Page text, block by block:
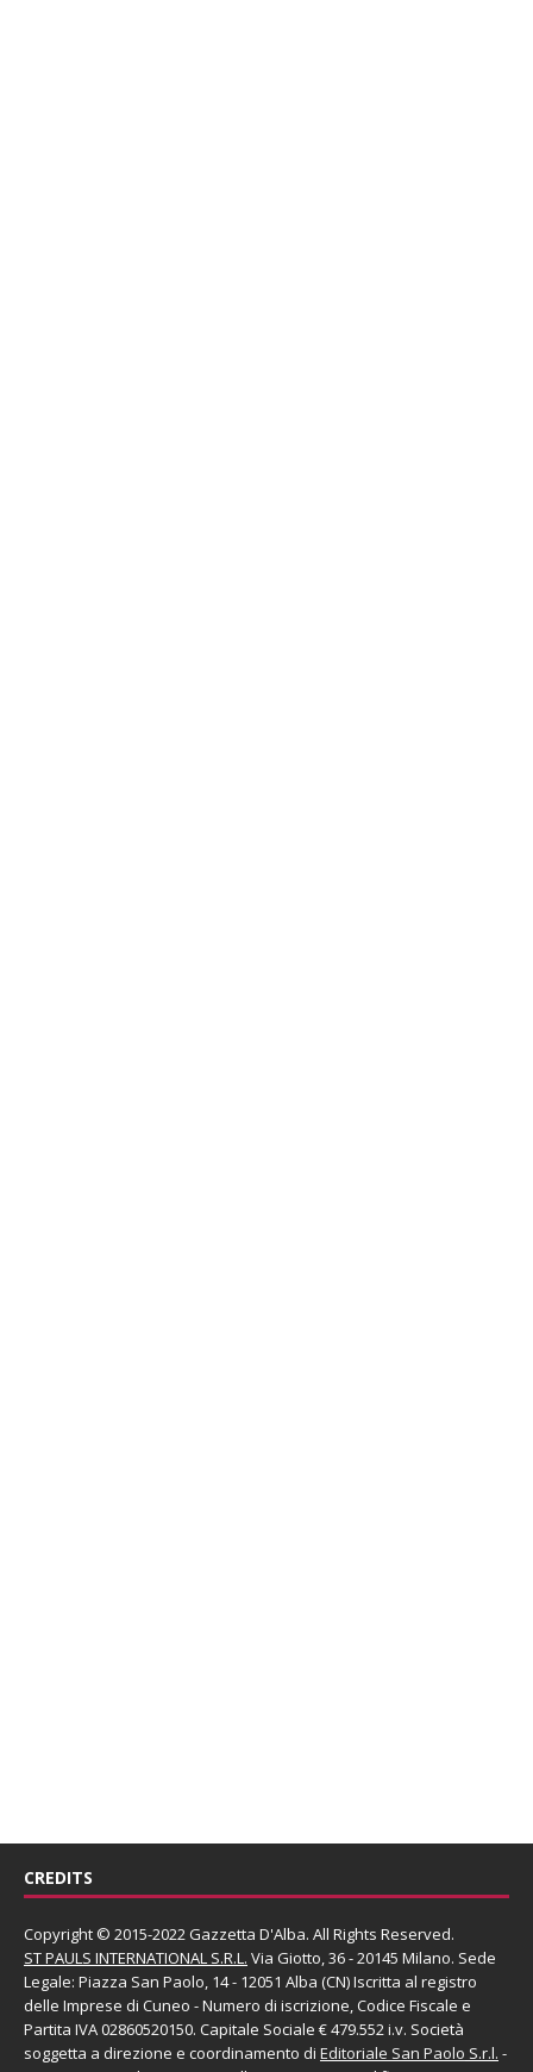
CREDITS
Copyright © 2015-2022 Gazzetta D'Alba. All Rights Reserved.
ST PAULS INTERNATIONAL S.R.L. Via Giotto, 36 - 20145 Milano. Sede
Legale: Piazza San Paolo, 14 - 12051 Alba (CN) Iscritta al registro
delle Imprese di Cuneo - Numero di iscrizione, Codice Fiscale e
Partita IVA 02860520150. Capitale Sociale € 479.552 i.v. Società
soggetta a direzione e coordinamento di Editoriale San Paolo S.r.l. -